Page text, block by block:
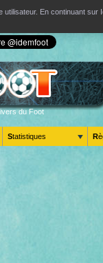
En continuant
du Foot
Statistiques